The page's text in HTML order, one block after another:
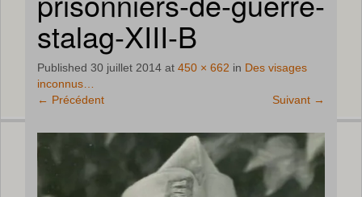
stalag-XIII-B
Published 30 juillet 2014 at 450 × 662 in Des visages
inconnus…
← Précédent Suivant →